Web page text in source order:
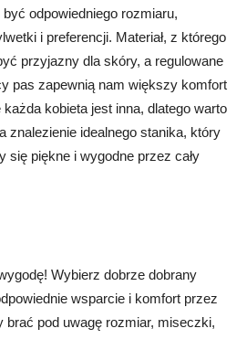
odpowiedniego rozmiaru,
i preferencji. Materiał, z którego
przyjazny dla skóry, a regulowane
pas zapewnią nam większy komfort
kobieta jest inna, dlatego warto
znalezienie idealnego stanika, który
się piękne i wygodne przez cały
Wybierz dobrze dobrany
wsparcie i komfort przez
brać pod uwagę rozmiar, miseczki,